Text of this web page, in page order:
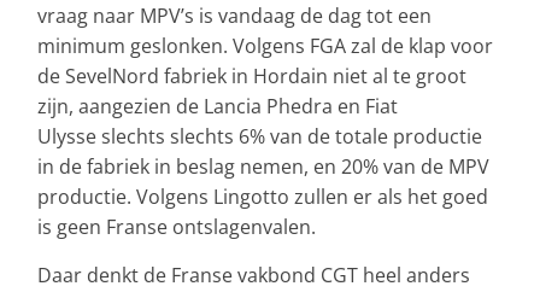
vraag naar MPV’s is vandaag de dag tot een
minimum geslonken. Volgens FGA zal de klap voor
de SevelNord fabriek in Hordain niet al te groot
zijn, aangezien de Lancia Phedra en Fiat
Ulysse slechts slechts 6% van de totale productie
in de fabriek in beslag nemen, en 20% van de MPV
productie. Volgens Lingotto zullen er als het goed
is geen Franse ontslagenvalen.
Daar denkt de Franse vakbond CGT heel anders